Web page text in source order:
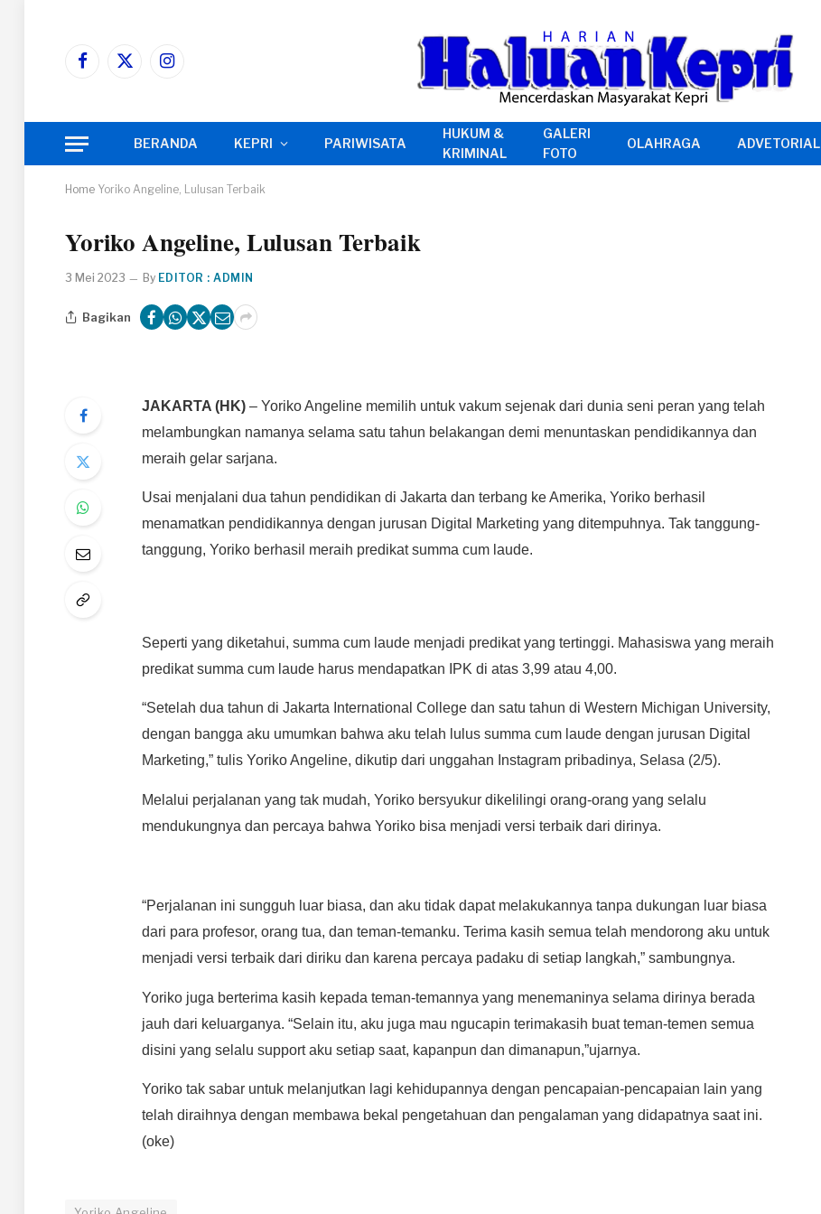
Facebook
X
Instagram
BERANDA KEPRI PARIWISATA
HUKUM &
KRIMINAL
GALERI
FOTO
OLAHRAGA ADVETORIAL
Home Yoriko Angeline, Lulusan Terbaik
Yoriko Angeline, Lulusan Terbaik
3 Mei 2023 By EDITOR : ADMIN
Bagikan
JAKARTA (HK)– Yoriko Angeline memilih untuk vakum sejenak dari dunia seni peran yang telah
melambungkan namanya selama satu tahun belakangan demi menuntaskan pendidikannya dan
meraih gelar sarjana.
Usai menjalani dua tahun pendidikan di Jakarta dan terbang ke Amerika, Yoriko berhasil
menamatkan pendidikannya dengan jurusan Digital Marketing yang ditempuhnya. Tak tanggung-
tanggung, Yoriko berhasil meraih predikat summa cum laude.
Seperti yang diketahui, summa cum laude menjadi predikat yang tertinggi. Mahasiswa yang meraih
predikat summa cum laude harus mendapatkan IPK di atas 3,99 atau 4,00.
“Setelah dua tahun di Jakarta International College dan satu tahun di Western Michigan University,
dengan bangga aku umumkan bahwa aku telah lulus summa cum laude dengan jurusan Digital
Marketing,” tulis Yoriko Angeline, dikutip dari unggahan Instagram pribadinya, Selasa (2/5).
Melalui perjalanan yang tak mudah, Yoriko bersyukur dikelilingi orang-orang yang selalu
mendukungnya dan percaya bahwa Yoriko bisa menjadi versi terbaik dari dirinya.
“Perjalanan ini sungguh luar biasa, dan aku tidak dapat melakukannya tanpa dukungan luar biasa
dari para profesor, orang tua, dan teman-temanku. Terima kasih semua telah mendorong aku untuk
menjadi versi terbaik dari diriku dan karena percaya padaku di setiap langkah,” sambungnya.
Yoriko juga berterima kasih kepada teman-temannya yang menemaninya selama dirinya berada
jauh dari keluarganya. “Selain itu, aku juga mau ngucapin terimakasih buat teman-temen semua
disini yang selalu support aku setiap saat, kapanpun dan dimanapun,”ujarnya.
Yoriko tak sabar untuk melanjutkan lagi kehidupannya dengan pencapaian-pencapaian lain yang
telah diraihnya dengan membawa bekal pengetahuan dan pengalaman yang didapatnya saat ini.
(oke)